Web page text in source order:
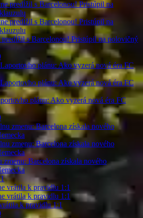
s Barcelonou! Pristúpil na polovičný
plánu: Ako vyzerá nová éra FC
Barcelona získala nového
1
k pravidlu 1:1